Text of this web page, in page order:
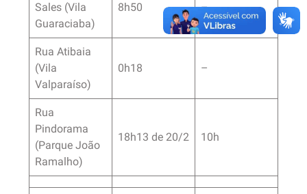
Sales (Vila
Guaraciaba)
8h50 –
Rua Atibaia
(Vila
Valparaíso)
0h18 –
Rua
Pindorama
(Parque João
Ramalho)
18h13 de 20/2 10h